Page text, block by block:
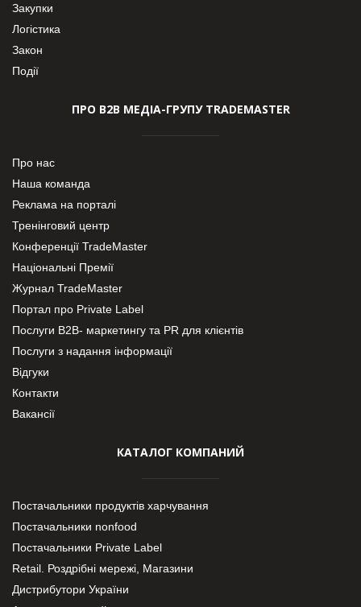
Закупки
Логістика
Закон
Події
ПРО В2В МЕДІА-ГРУПУ TRADEMASTER
Про нас
Наша команда
Реклама на порталі
Тренінговий центр
Конференції TradeMaster
Національні Премії
Журнал TradeMaster
Портал про Private Label
Послуги В2В- маркетингу та PR для клієнтів
Послуги з надання інформації
Відгуки
Контакти
Вакансії
КАТАЛОГ КОМПАНИЙ
Постачальники продуктів харчування
Постачальники nonfood
Постачальники Private Label
Retail. Роздрібні мережі, Магазини
Дистрибутори України